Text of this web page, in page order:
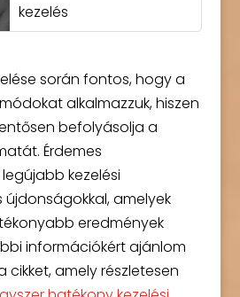
kezelés
során fontos, hogy a
alkalmazzuk, hiszen
befolyásolja a
Érdemes
kezelési
újdonságokkal, amelyek
eredmények
információkért ajánlom
amely részletesen